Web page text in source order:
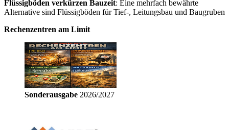
Flüssigböden verkürzen Bauzeit: Eine mehrfach bewährte
Alternative sind Flüssigböden für Tief-, Leitungsbau und Baugruben
Rechenzentren am Limit
Sonderausgabe 2026/2027